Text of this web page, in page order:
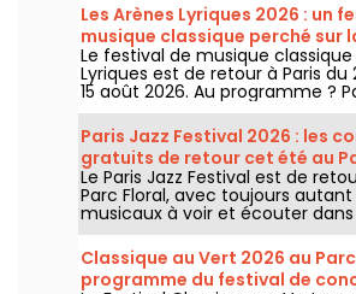
Les Arènes Lyriques 2026 : un
musique classique perché sur
Montmartre
Le festival de musique classique
Lyriques est de retour à Paris du
15 août 2026. Au programme ?
16 concerts donnés au sein des
Montmartre, un cadre idyllique
les grands classiques.
Paris Jazz Festival 2026 : les
gratuits de retour cet été au
programme
Le Paris Jazz Festival est de
Parc Floral, avec toujours
musicaux à voir et écouter
bucolique. Voici le programme
gratuits à découvrir du 24 juin
septembre 2026 !
Classique au Vert 2026 au
programme du festival de